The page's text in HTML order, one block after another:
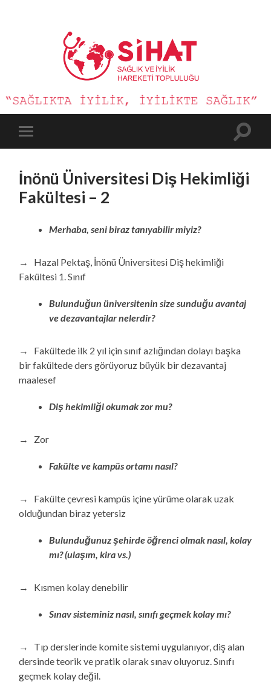
Sağlık
ve
İyilik
mobile
Toggle
İnönü Üniversitesi Diş Hekimliği
Fakültesi – 2
Merhaba, seni biraz tanıyabilir miyiz?
→ Hazal Pektaş, İnönü Üniversitesi Diş hekimliği
Fakültesi 1. Sınıf
Bulunduğun üniversitenin size sunduğu avantaj
ve dezavantajlar nelerdir?
→ Fakültede ilk 2 yıl için sınıf azlığından dolayı başka
bir fakültede ders görüyoruz büyük bir dezavantaj
maalesef
Diş hekimliği okumak zor mu?
→ Zor
Fakülte ve kampüs ortamı nasıl?
→ Fakülte çevresi kampüs içine yürüme olarak uzak
olduğundan biraz yetersiz
Bulunduğunuz şehirde öğrenci olmak nasıl, kolay
mı? (ulaşım, kira vs.)
→ Kısmen kolay denebilir
Sınav sisteminiz nasıl, sınıfı geçmek kolay mı?
→ Tıp derslerinde komite sistemi uygulanıyor, diş alan
dersinde teorik ve pratik olarak sınav oluyoruz. Sınıfı
geçmek kolay değil.